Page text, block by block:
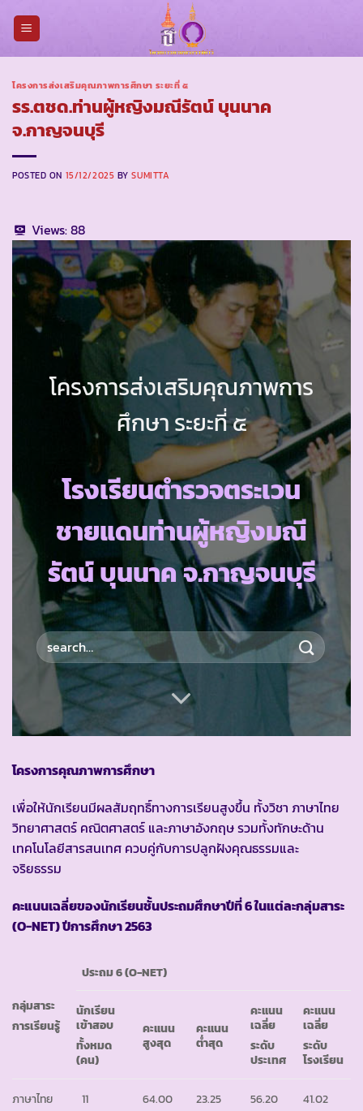
โครงการส่งเสริมคุณภาพการศึกษา ระยะที่ ๕
รร.ตชด.ท่านผู้หญิงมณีรัตน์ บุนนาค
จ.กาญจนบุรี
POSTED ON 15/12/2025 BYSUMITTA
Views:88
โครงการส่งเสริมคุณภาพการ
ศึกษา ระยะที่ ๕
โรงเรียนตำรวจตระเวน
ชายแดนท่านผู้หญิงมณี
รัตน์ บุนนาค จ.กาญจนบุรี
โครงการคุณภาพการศึกษา
เพื่อให้นักเรียนมีผลสัมฤทธิ์ทางการเรียนสูงขึ้น ทั้งวิชา ภาษาไทย
วิทยาศาสตร์ คณิตศาสตร์ และภาษาอังกฤษ รวมทั้งทักษะด้าน
เทคโนโลยีสารสนเทศ ควบคู่กับการปลูกฝังคุณธรรมและ
จริยธรรม
คะแนนเฉลี่ยของนักเรียนชั้นประถมศึกษาปีที่ 6 ในแต่ละกลุ่มสาระ
(O-NET) ปีการศึกษา 2563
กลุ่มสาระ
การเรียนรู้
ประถม 6 (O-NET)
นักเรียน
เข้าสอบ
ทั้งหมด
(คน)
คะแนน
สูงสุด
คะแนน
ต่ำสุด
คะแนน
เฉลี่ย
ระดับ
ประเทศ
คะแนน
เฉลี่ย
ระดับ
โรงเรียน
ภาษาไทย 11 64.00 23.25 56.20 41.02